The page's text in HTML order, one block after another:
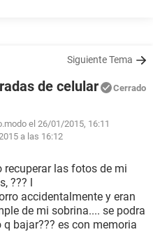
Siguiente Tema
de celular Cerrado
el 26/01/2015, 16:11
a las 16:12
recuperar las fotos de mi
??? l
accidentalmente y eran
de mi sobrina.... se podra
bajar??? es con memoria